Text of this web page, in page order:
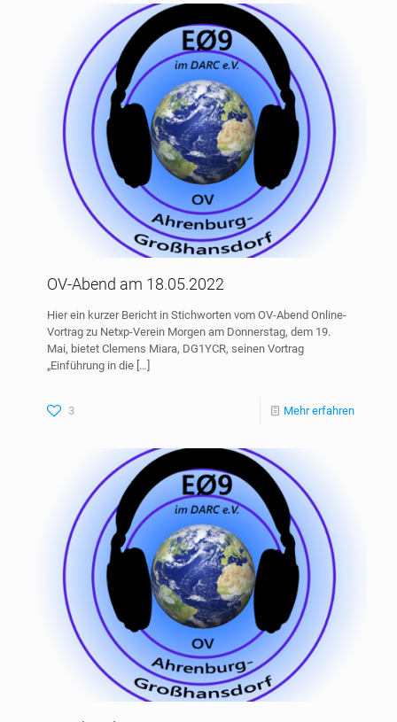
OV-Abend am 18.05.2022
Hier ein kurzer Bericht in Stichworten vom OV-Abend Online-
Vortrag zu Netxp-Verein Morgen am Donnerstag, dem 19.
Mai, bietet Clemens Miara, DG1YCR, seinen Vortrag
„Einführung in die […]
3 Mehr erfahren